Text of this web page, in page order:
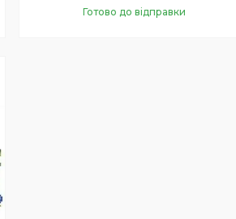
Готово до відправки